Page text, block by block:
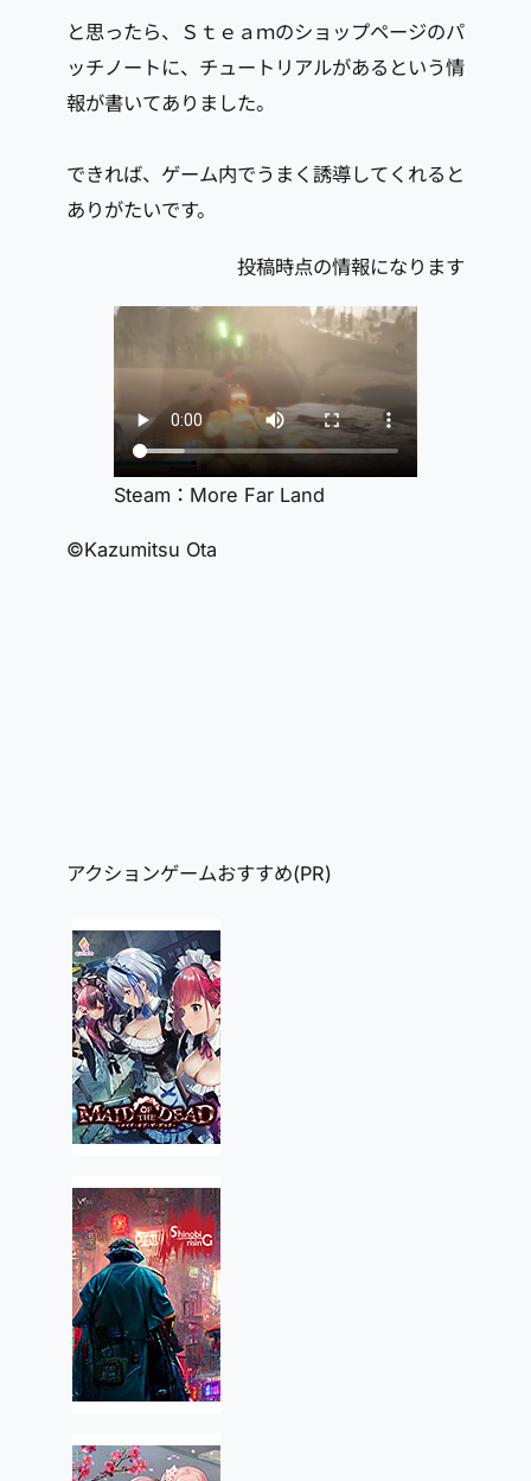
と思ったら、Ｓｔｅａｍのショップページのパ
ッチノートに、チュートリアルがあるという情
報が書いてありました。
できれば、ゲーム内でうまく誘導してくれると
ありがたいです。
投稿時点の情報になります
Steam：More Far Land
©Kazumitsu Ota
アクションゲームおすすめ(PR)